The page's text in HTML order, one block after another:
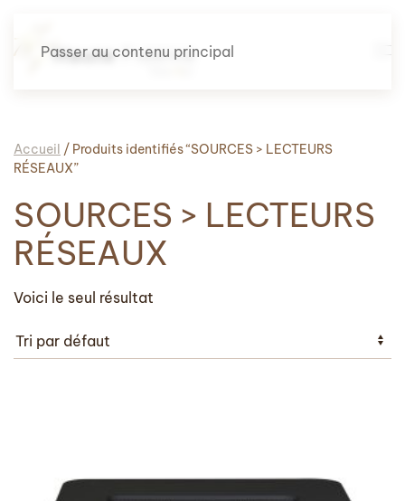
Passer au contenu principal
Accueil / Produits identifiés “SOURCES > LECTEURS
RÉSEAUX”
SOURCES > LECTEURS
RÉSEAUX
Voici le seul résultat